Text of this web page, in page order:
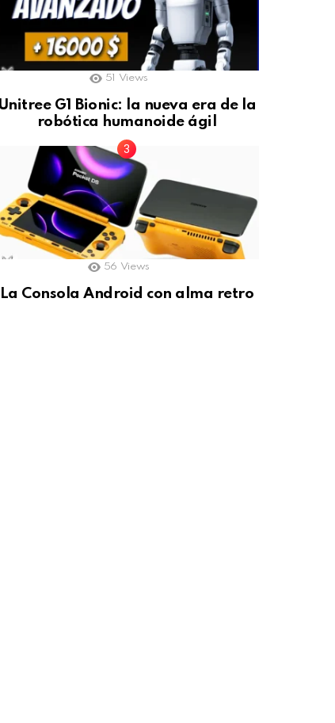
51 Views
Unitree G1 Bionic: la nueva era de la
robótica humanoide ágil
56 Views
La Consola Android con alma retro